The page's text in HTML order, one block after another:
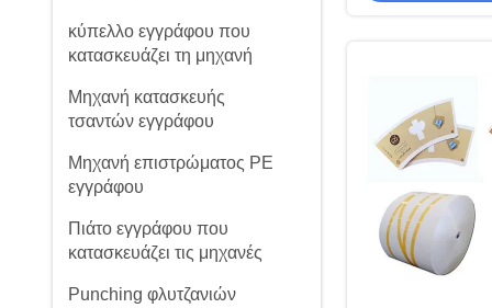
κύπελλο εγγράφου που
κατασκευάζει τη μηχανή
Μηχανή κατασκευής
τσαντών εγγράφου
Μηχανή επιστρώματος PE
εγγράφου
Πιάτο εγγράφου που
κατασκευάζει τις μηχανές
Punching φλυτζανιών